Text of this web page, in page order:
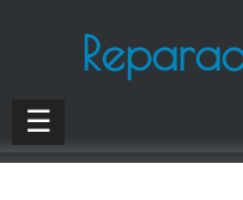
☰